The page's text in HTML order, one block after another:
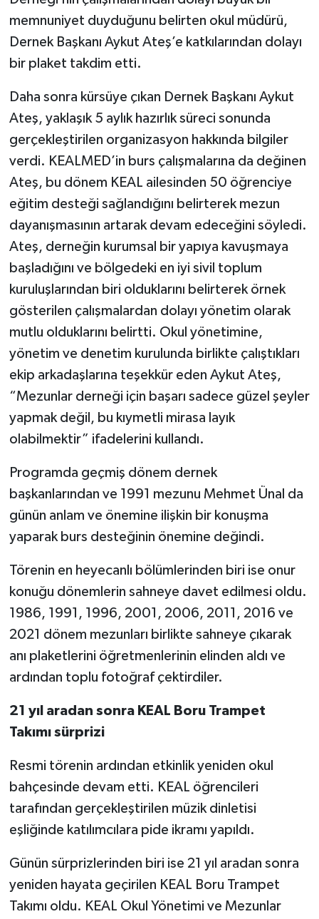
memnuniyet duyduğunu belirten okul müdürü,
Dernek Başkanı Aykut Ateş’e katkılarından dolayı
bir plaket takdim etti.
Daha sonra kürsüye çıkan Dernek Başkanı Aykut
Ateş, yaklaşık 5 aylık hazırlık süreci sonunda
gerçekleştirilen organizasyon hakkında bilgiler
verdi. KEALMED’in burs çalışmalarına da değinen
Ateş, bu dönem KEAL ailesinden 50 öğrenciye
eğitim desteği sağlandığını belirterek mezun
dayanışmasının artarak devam edeceğini söyledi.
Ateş, derneğin kurumsal bir yapıya kavuşmaya
başladığını ve bölgedeki en iyi sivil toplum
kuruluşlarından biri olduklarını belirterek örnek
gösterilen çalışmalardan dolayı yönetim olarak
mutlu olduklarını belirtti. Okul yönetimine,
yönetim ve denetim kurulunda birlikte çalıştıkları
ekip arkadaşlarına teşekkür eden Aykut Ateş,
“Mezunlar derneği için başarı sadece güzel şeyler
yapmak değil, bu kıymetli mirasa layık
olabilmektir” ifadelerini kullandı.
Programda geçmiş dönem dernek
başkanlarından ve 1991 mezunu Mehmet Ünal da
günün anlam ve önemine ilişkin bir konuşma
yaparak burs desteğinin önemine değindi.
Törenin en heyecanlı bölümlerinden biri ise onur
konuğu dönemlerin sahneye davet edilmesi oldu.
1986, 1991, 1996, 2001, 2006, 2011, 2016 ve
2021 dönem mezunları birlikte sahneye çıkarak
anı plaketlerini öğretmenlerinin elinden aldı ve
ardından toplu fotoğraf çektirdiler.
21 yıl aradan sonra KEAL Boru Trampet
Takımı sürprizi
Resmi törenin ardından etkinlik yeniden okul
bahçesinde devam etti. KEAL öğrencileri
tarafından gerçekleştirilen müzik dinletisi
eşliğinde katılımcılara pide ikramı yapıldı.
Günün sürprizlerinden biri ise 21 yıl aradan sonra
yeniden hayata geçirilen KEAL Boru Trampet
Takımı oldu. KEAL Okul Yönetimi ve Mezunlar